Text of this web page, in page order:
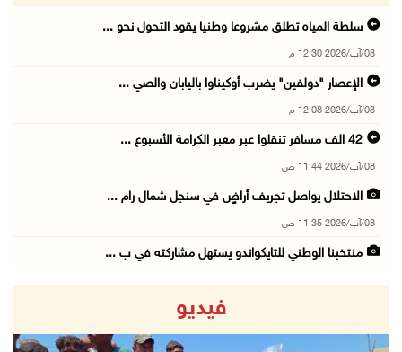
سلطة المياه تطلق مشروعا وطنيا يقود التحول نحو ...
08/آب/2026 12:30 م
الإعصار "دولفين" يضرب أوكيناوا باليابان والصي ...
08/آب/2026 12:08 م
42 الف مسافر تنقلوا عبر معبر الكرامة الأسبوع ...
08/آب/2026 11:44 ص
الاحتلال يواصل تجريف أراضٍ في سنجل شمال رام ...
08/آب/2026 11:35 ص
منتخبنا الوطني للتايكواندو يستهل مشاركته في ب ...
"فانا": الثقافة البحرينية تـصون الهوية الوطني ...
08/آب/2026 11:04 ص
فيديو